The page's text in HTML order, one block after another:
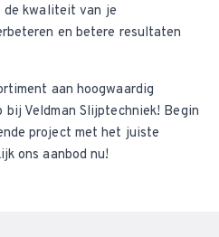
de kwaliteit van je
en betere resultaten
aan hoogwaardig
bij Veldman Slijptechniek! Begin
project met het juiste
ons aanbod nu!